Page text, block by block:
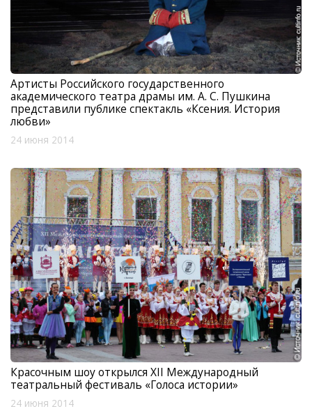
Артисты Российского государственного
академического театра драмы им. А. С. Пушкина
представили публике спектакль «Ксения. История
любви»
24 июня 2014
Красочным шоу открылся XII Международный
театральный фестиваль «Голоса истории»
24 июня 2014